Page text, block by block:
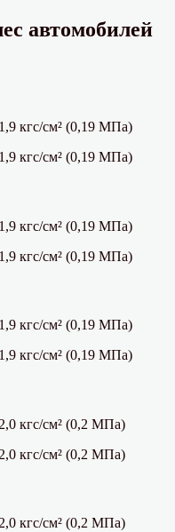
автомобилей
кгс/см² (0,19 МПа)
кгс/см² (0,19 МПа)
кгс/см² (0,19 МПа)
кгс/см² (0,19 МПа)
кгс/см² (0,19 МПа)
кгс/см² (0,19 МПа)
кгс/см² (0,2 МПа)
кгс/см² (0,2 МПа)
кгс/см² (0,2 МПа)